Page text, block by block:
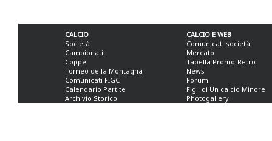
CALCIO
Società
Campionati
Coppe
Torneo della Montagna
Comunicati FIGC
Calendario Partite
Archivio Storico
CALCIO E WEB
Comunicati società
Mercato
Tabella Promo-Retro
News
Forum
Figli di Un calcio Minore
Photogallery